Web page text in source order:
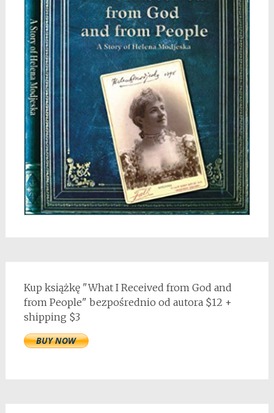
Kup książkę "What I Received from God and
from People" bezpośrednio od autora $12 +
shipping $3